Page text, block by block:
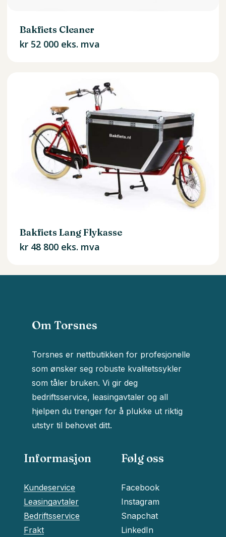
Bakfiets Cleaner
kr52 000 eks. mva
Bakfiets Lang Flykasse
kr48 800 eks. mva
Om Torsnes
Torsnes er nettbutikken for profesjonelle
som ønsker seg robuste kvalitetssykler
som tåler bruken. Vi gir deg
bedriftsservice, leasingavtaler og all
hjelpen du trenger for å plukke ut riktig
utstyr til behovet ditt.
Informasjon
Kundeservice
Leasingavtaler
Bedriftsservice
Frakt
Følg oss
Facebook
Instagram
Snapchat
LinkedIn